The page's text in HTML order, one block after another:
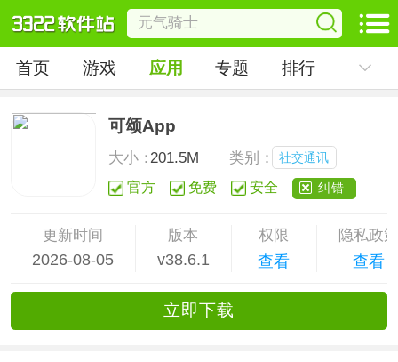
首页 游戏 应用 专题 排行
可颂App
大小：201.5M 类别： 社交通讯
官方 免费 安全 纠错
更新时间
2026-08-05
版本
v38.6.1
权限
查看
隐私政
查看
立即下载